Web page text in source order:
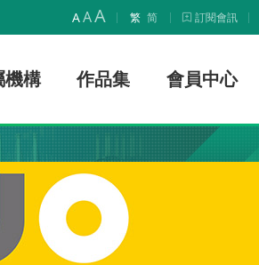
AAA 繁 简 訂閱會訊
機構 作品集 會員中心